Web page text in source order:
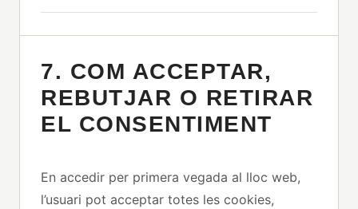
7. COM ACCEPTAR,
REBUTJAR O RETIRAR
EL CONSENTIMENT
En accedir per primera vegada al lloc web,
l’usuari pot acceptar totes les cookies,